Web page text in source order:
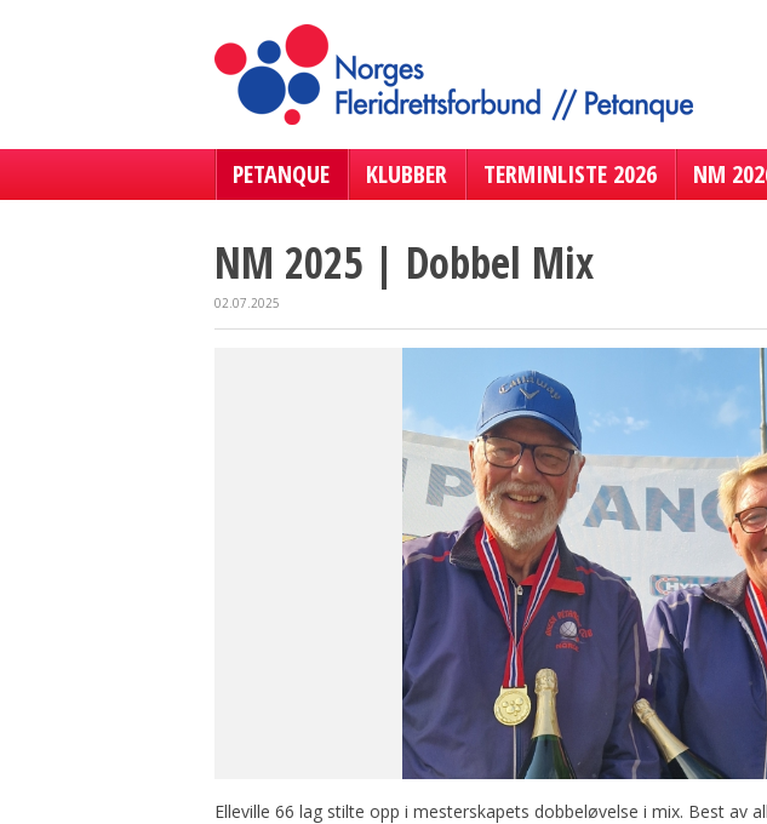
PETANQUE KLUBBER TERMINLISTE 2026 NM
NM 2025 | Dobbel Mix
02.07.2025
Elleville 66 lag stilte opp i mesterskapets dobbeløvelse i mix. Best av